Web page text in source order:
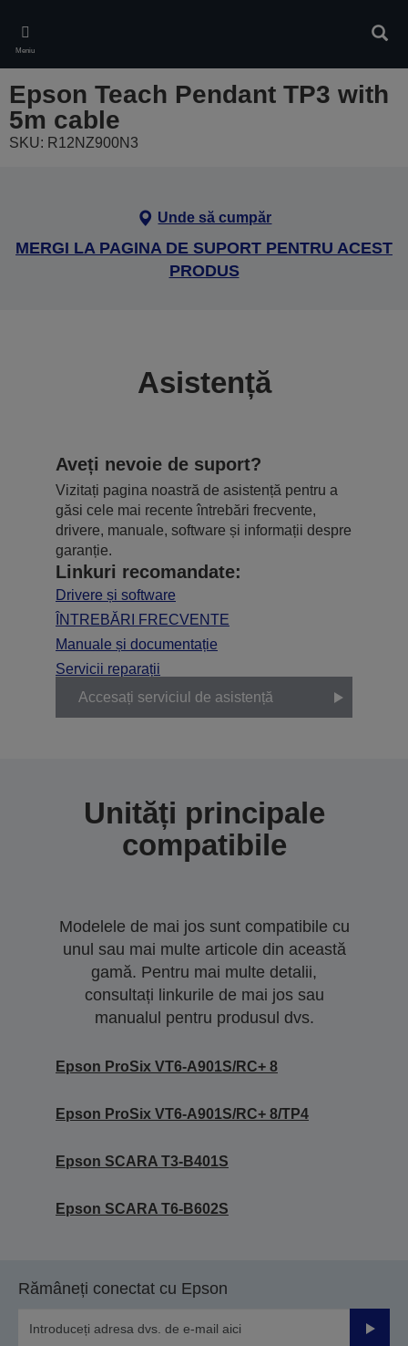
main
content
Meniu
Epson Teach Pendant TP3 with
5m cable
SKU: R12NZ900N3
Unde să cumpăr
MERGI LA PAGINA DE SUPORT PENTRU ACEST
PRODUS
Asistență
Aveți nevoie de suport?
Vizitați pagina noastră de asistență pentru a
găsi cele mai recente întrebări frecvente,
drivere, manuale, software și informații despre
garanție.
Linkuri recomandate:
Drivere și software
ÎNTREBĂRI FRECVENTE
Manuale și documentație
Servicii reparații
Accesați serviciul de asistență
Unități principale
compatibile
Modelele de mai jos sunt compatibile cu
unul sau mai multe articole din această
gamă. Pentru mai multe detalii,
consultați linkurile de mai jos sau
manualul pentru produsul dvs.
Epson ProSix VT6-A901S/RC+ 8
Epson ProSix VT6-A901S/RC+ 8/TP4
Epson SCARA T3-B401S
Epson SCARA T6-B602S
Rămâneți conectat cu Epson